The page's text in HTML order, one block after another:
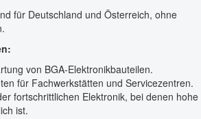
für Deutschland und Österreich, ohne
von BGA-Elektronikbauteilen.
für Fachwerkstätten und Servicezentren.
fortschrittlichen Elektronik, bei denen hohe
ist.